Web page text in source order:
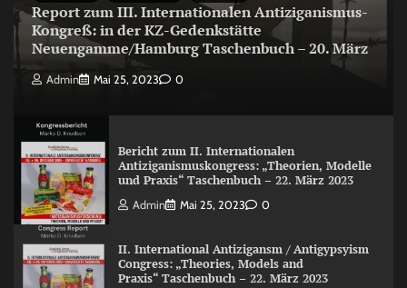
Report zum III. Internationalen Antiziganismus-
Kongreß: in der KZ-Gedenkstätte
Neuengamme/Hamburg Taschenbuch – 20. März
Admin Mai 25, 2023 0
Bericht zum II. Internationalen
Antiziganismuskongress: „Theorien, Modelle
und Praxis“ Taschenbuch – 22. März 2023
Admin Mai 25, 2023 0
II. International Antizigansm / Antigypsyism
Congress: „Theories, Models and
Praxis“ Taschenbuch – 22. März 2023